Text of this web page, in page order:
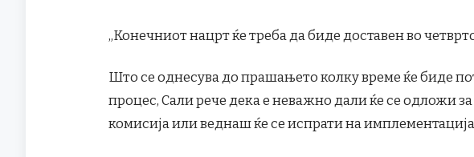
„Конечниот нацрт ќе треба да биде доставен во
Што се однесува до прашањето колку време ќе биде
процес, Сали рече дека е неважно дали ќе се одложи
комисија или веднаш ќе се испрати на